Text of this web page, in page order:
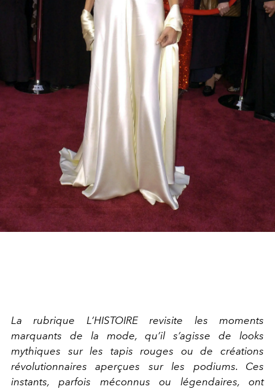
La rubrique L’HISTOIRE revisite les moments
marquants de la mode, qu’il s’agisse de looks
mythiques sur les tapis rouges ou de créations
révolutionnaires aperçues sur les podiums. Ces
instants, parfois méconnus ou légendaires, ont